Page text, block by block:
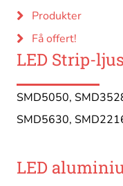
Produkter
Få offert!
LED Strip-ljus
SMD5050,
SMD5630,
LED